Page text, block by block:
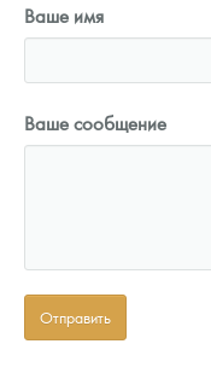
Ваше имя
Ваше сообщение